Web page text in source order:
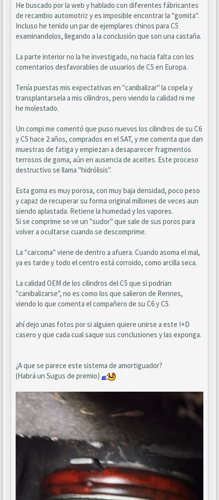
He buscado por la web y hablado con diferentes fábricantes
de recambio automotriz y es imposible encontrar la "gomita".
Incluso he tenido un par de ejemplares chinos para C5
examinandolos, llegando a la conclusión que son una castaña.
La parte interior no la he investigado, no hacia falta con los
comentarios desfavorables de usuarios de C5 en Europa.
Tenía puestas mis expectativas en "canibalizar" la copela y
transplantarsela a mis cilindros, pero viendo la calidad ni me
he molestado.
Un compi me comentó que puso nuevos los cilindros de su C6
y C5 hace 2 años, comprados en el SAT, y me comenta que dan
muestras de fatiga y empiezan a desaparecer fragmentos
terrosos de goma, aún en ausencia de aceites. Este proceso
destructivo se llama "hidrólisis".
Esta goma es muy porosa, con muy baja densidad, poco peso
y capaz de recuperar su forma original millones de veces aun
siendo aplastada. Retiene la humedad y los vapores.
Si se comprime se ve un "sudor" que sale de sus poros para
volver a ocultarse cuando se descomprime.
La "carcoma" viene de dentro a afuera. Cuando asoma el mal,
ya es tarde y todo el centro está corroido, como arcilla seca.
La calidad OEM de los cilindros del C5 que si podrian
"canibalizarse", no es como los que salieron de Rennes,
viendo lo que comenta el compañero de su C6 y C5.
ahí dejo unas fotos por si alguien quiere unirse a este I+D
casero y que cada cual saque sus conclusiones y las exponga.
¿A que se parece este sistema de amortiguador?
(Habrá un Sugus de premio)